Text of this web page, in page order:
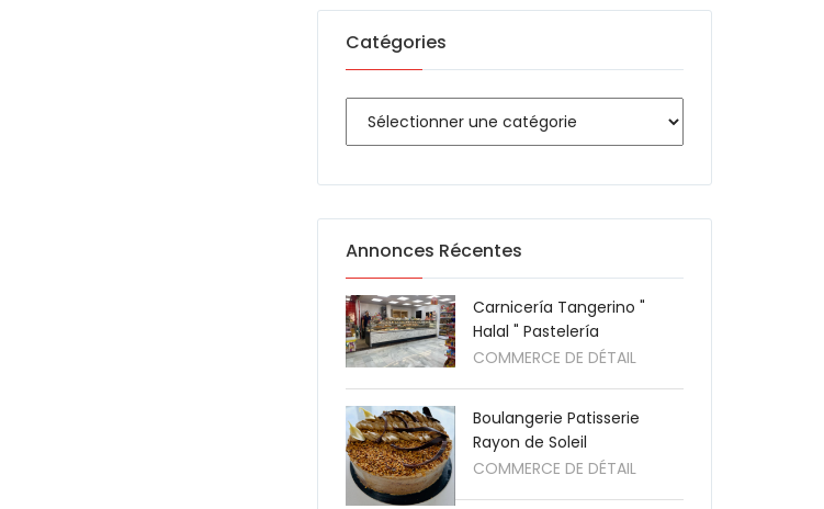
Catégories
Annonces Récentes
Carnicería Tangerino "
Halal " Pastelería
COMMERCE DE DÉTAIL
Boulangerie Patisserie
Rayon de Soleil
COMMERCE DE DÉTAIL